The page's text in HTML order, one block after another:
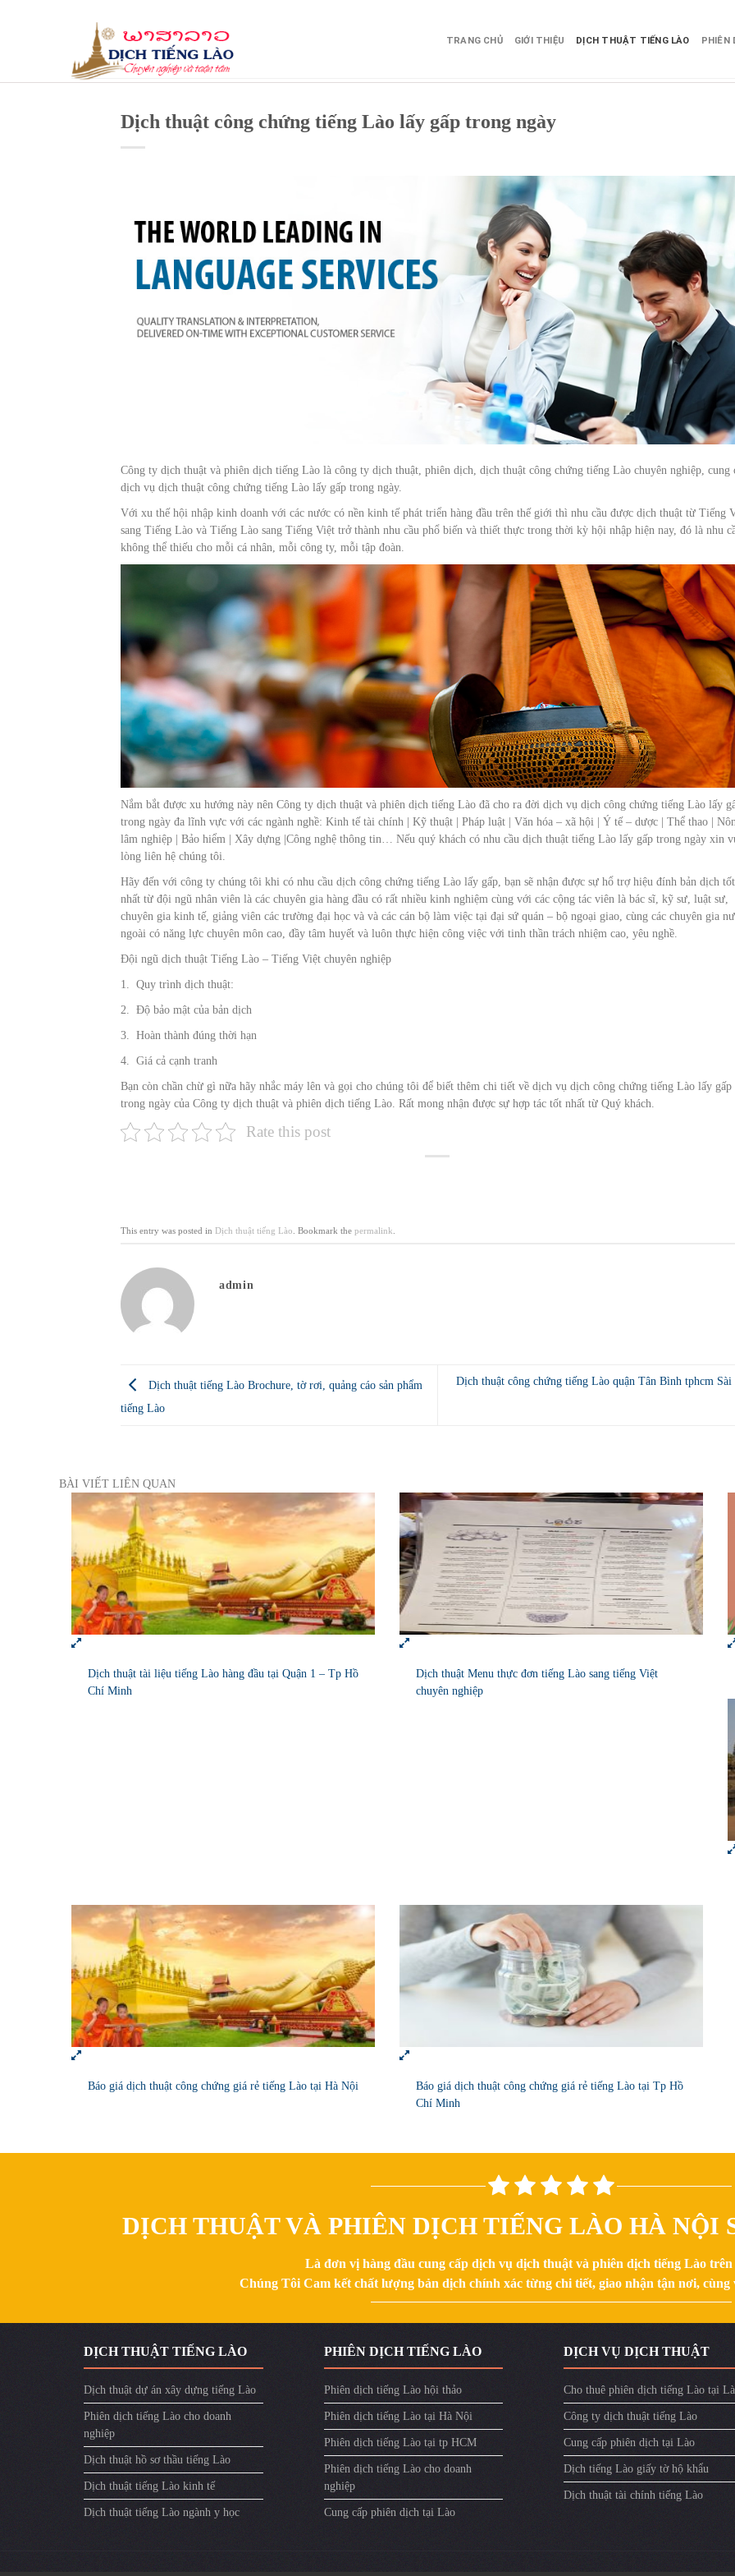
TRANG CHỦ GIỚI THIỆU DỊCH THUẬT TIẾNG LÀO PHIÊN
Dịch thuật công chứng tiếng Lào lấy gấp trong ngày
Công ty dịch thuật và phiên dịch tiếng Lào là công ty dịch thuật, phiên dịch, dịch thuật công chứng tiếng Lào chuyên nghiệp, cung
dịch vụ dịch thuật công chứng tiếng Lào lấy gấp trong ngày.
Với xu thế hội nhập kinh doanh với các nước có nền kinh tế phát triển hàng đầu trên thế giới thì nhu cầu được dịch thuật từ Tiếng
sang Tiếng Lào và Tiếng Lào sang Tiếng Việt trở thành nhu cầu phổ biến và thiết thực trong thời kỳ hội nhập hiện nay, đó là nhu
không thể thiếu cho mỗi cá nhân, mỗi công ty, mỗi tập đoàn.
Nắm bắt được xu hướng này nên Công ty dịch thuật và phiên dịch tiếng Lào đã cho ra đời dịch vụ dịch công chứng tiếng Lào lấy
trong ngày đa lĩnh vực với các ngành nghề: Kinh tế tài chính | Kỹ thuật | Pháp luật | Văn hóa – xã hội | Ý tế – dược | Thể thao |
lâm nghiệp | Bảo hiểm | Xây dựng |Công nghệ thông tin… Nếu quý khách có nhu cầu dịch thuật tiếng Lào lấy gấp trong ngày xin
lòng liên hệ chúng tôi.
Hãy đến với công ty chúng tôi khi có nhu cầu dịch công chứng tiếng Lào lấy gấp, bạn sẽ nhận được sự hổ trợ hiệu đính bản dịch tốt
nhất từ đội ngũ nhân viên là các chuyên gia hàng đầu có rất nhiều kinh nghiệm cùng với các cộng tác viên là bác sĩ, kỹ sư, luật sư,
chuyên gia kinh tế, giảng viên các trường đại học và và các cán bộ làm việc tại đại sứ quán – bộ ngoại giao, cùng các chuyên gia
ngoài có năng lực chuyên môn cao, đầy tâm huyết và luôn thực hiện công việc với tinh thần trách nhiệm cao, yêu nghề.
Đội ngũ dịch thuật Tiếng Lào – Tiếng Việt chuyên nghiệp
1. Quy trình dịch thuật:
2. Độ bảo mật của bản dịch
3. Hoàn thành đúng thời hạn
4. Giá cả cạnh tranh
Bạn còn chần chừ gì nữa hãy nhắc máy lên và gọi cho chúng tôi để biết thêm chi tiết về dịch vụ dịch công chứng tiếng Lào lấy gấp
trong ngày của Công ty dịch thuật và phiên dịch tiếng Lào. Rất mong nhận được sự hợp tác tốt nhất từ Quý khách.
Rate this post
This entry was posted in Dịch thuật tiếng Lào . Bookmark the permalink
admin
Dịch thuật tiếng Lào Brochure, tờ rơi, quảng cáo sản phẩm
tiếng Lào
Dịch thuật công chứng tiếng Lào quận Tân Bình tphcm Sài
BÀI VIẾT LIÊN QUAN
Dịch thuật tài liệu tiếng Lào hàng đầu tại Quận 1 – Tp Hồ
Chí Minh
Dịch thuật Menu thực đơn tiếng Lào sang tiếng Việt
chuyên nghiệp
Báo giá dịch thuật công chứng giá rẻ tiếng Lào tại Hà Nội
Báo giá dịch thuật công chứng giá rẻ tiếng Lào tại Tp Hồ
Chí Minh
DỊCH THUẬT VÀ PHIÊN DỊCH TIẾNG LÀO HÀ NỘI
Là đơn vị hàng đầu cung cấp dịch vụ dịch thuật và phiên dịch tiếng Lào trên
Chúng Tôi Cam kết chất lượng bản dịch chính xác từng chi tiết, giao nhận tận nơi,
DỊCH THUẬT TIẾNG LÀO
Dịch thuật dự án xây dựng tiếng Lào
Phiên dịch tiếng Lào cho doanh
nghiệp
Dịch thuật hồ sơ thầu tiếng Lào
Dịch thuật tiếng Lào kinh tế
Dịch thuật tiếng Lào ngành y học
PHIÊN DỊCH TIẾNG LÀO
Phiên dịch tiếng Lào hội thảo
Phiên dịch tiếng Lào tại Hà Nội
Phiên dịch tiếng Lào tại tp HCM
Phiên dịch tiếng Lào cho doanh
nghiệp
Cung cấp phiên dịch tại Lào
DỊCH VỤ DỊCH THUẬT
Cho thuê phiên dịch tiếng Lào tại
Công ty dịch thuật tiếng Lào
Cung cấp phiên dịch tại Lào
Dịch tiếng Lào giấy tờ hộ khẩu
Dịch thuật tài chính tiếng Lào